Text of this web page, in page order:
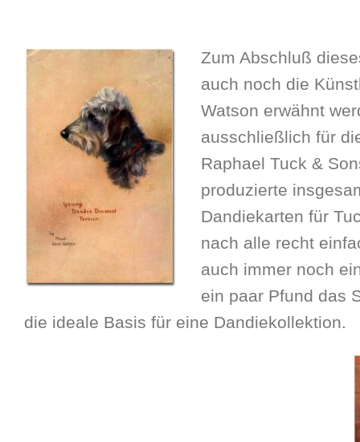
Zum Abschluß
auch noch die
Watson erwähnt
ausschließlich für
Raphael Tuck &
produzierte
Dandiekarten für
nach alle recht
auch immer noch
ein paar Pfund das
die ideale Basis für eine Dandiekollektion.